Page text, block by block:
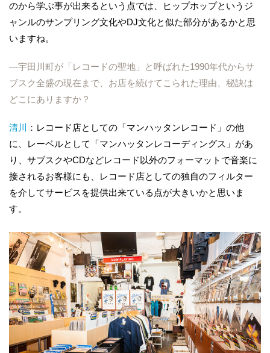
のから学ぶ事が出来るという点では、ヒップホップというジ
ャンルのサンプリング文化やDJ文化と似た部分があるかと思
いますね。
―宇田川町が「レコードの聖地」と呼ばれた1990年代からサ
ブスク全盛の現在まで、お店を続けてこられた理由、秘訣は
どこにありますか？
清川
：レコード店としての「マンハッタンレコード」の他
に、レーベルとして「マンハッタンレコーディングス」があ
り、サブスクやCDなどレコード以外のフォーマットで音楽に
接されるお客様にも、レコード店としての独自のフィルター
を介してサービスを提供出来ている点が大きいかと思いま
す。